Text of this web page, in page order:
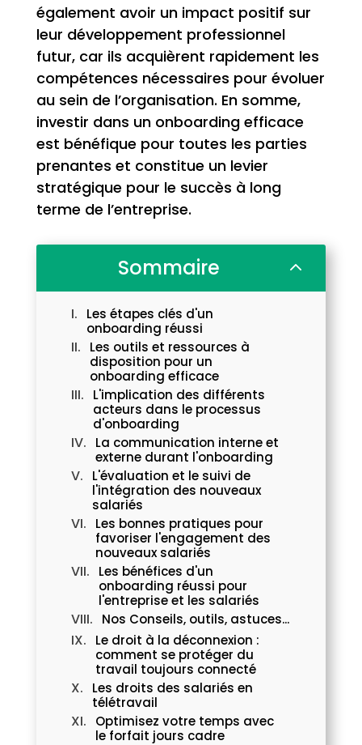
également avoir un impact positif sur
leur développement professionnel
futur, car ils acquièrent rapidement les
compétences nécessaires pour évoluer
au sein de l’organisation. En somme,
investir dans un onboarding efficace
est bénéfique pour toutes les parties
prenantes et constitue un levier
stratégique pour le succès à long
terme de l’entreprise.
Sommaire 2
Les étapes clés d'un
onboarding réussi
Les outils et ressources à
disposition pour un
onboarding efficace
L'implication des différents
acteurs dans le processus
d'onboarding
La communication interne et
externe durant l'onboarding
L'évaluation et le suivi de
l'intégration des nouveaux
salariés
Les bonnes pratiques pour
favoriser l'engagement des
nouveaux salariés
Les bénéfices d'un
onboarding réussi pour
l'entreprise et les salariés
Nos Conseils, outils, astuces...
Le droit à la déconnexion :
comment se protéger du
travail toujours connecté
Les droits des salariés en
télétravail
Optimisez votre temps avec
le forfait jours cadre